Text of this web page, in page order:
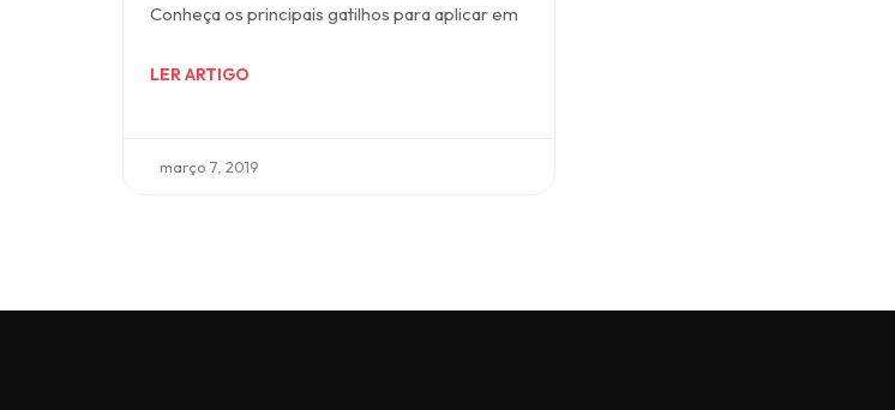
Conheça os principais gatilhos para aplicar em
LER ARTIGO
março 7, 2019